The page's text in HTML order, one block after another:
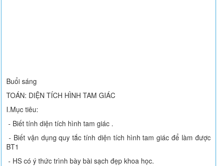
Buổi sáng
TOÁN: DIỆN TÍCH HÌNH TAM GIÁC
I.Mục tiêu:
- Biết tính diện tích hình tam giác .
- Biết vận dụng quy tắc tính diện tích hình tam giác để làm được
BT1
- HS có ý thức trình bày bài sạch đẹp khoa học.